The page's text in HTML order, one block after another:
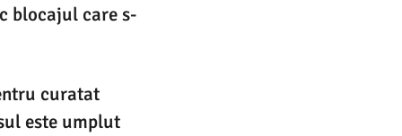
blocajul care s-
curatat
este umplut